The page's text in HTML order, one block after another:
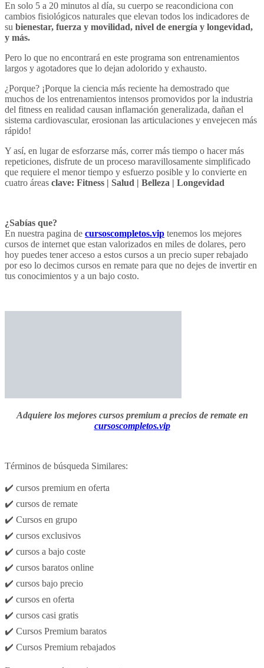
En solo 5 a 20 minutos al día, su cuerpo se reacondiciona con
cambios fisiológicos naturales que elevan todos los indicadores de
su bienestar, fuerza y ​​movilidad, nivel de energía y longevidad,
y más.
Pero lo que no encontrará en este programa son entrenamientos
largos y agotadores que lo dejan adolorido y exhausto.
¿Porque? ¡Porque la ciencia más reciente ha demostrado que
muchos de los entrenamientos intensos promovidos por la industria
del fitness en realidad causan inflamación generalizada, dañan el
sistema cardiovascular, erosionan las articulaciones y envejecen más
rápido!
Y así, en lugar de esforzarse más, correr más tiempo o hacer más
repeticiones, disfrute de un proceso maravillosamente simplificado
que requiere el menor tiempo y esfuerzo posible y lo convierte en
cuatro áreas clave: Fitness | Salud | Belleza | Longevidad
¿Sabías que?
En nuestra pagina de cursoscompletos.vip tenemos los mejores
cursos de internet que estan valorizados en miles de dolares, pero
hoy puedes tener acceso a estos cursos a un precio super rebajado
por eso lo decimos cursos en remate para que no dejes de invertir en
tus conocimientos y a un bajo costo.
Adquiere los mejores cursos premium a precios de remate en
cursoscompletos.vip
Términos de búsqueda Similares:
✔️ cursos premium en oferta
✔️ cursos de remate
✔️ Cursos en grupo
✔️ cursos exclusivos
✔️ cursos a bajo coste
✔️ cursos baratos online
✔️ cursos bajo precio
✔️ cursos en oferta
✔️ cursos casi gratis
✔️ Cursos Premium baratos
✔️ Cursos Premium rebajados